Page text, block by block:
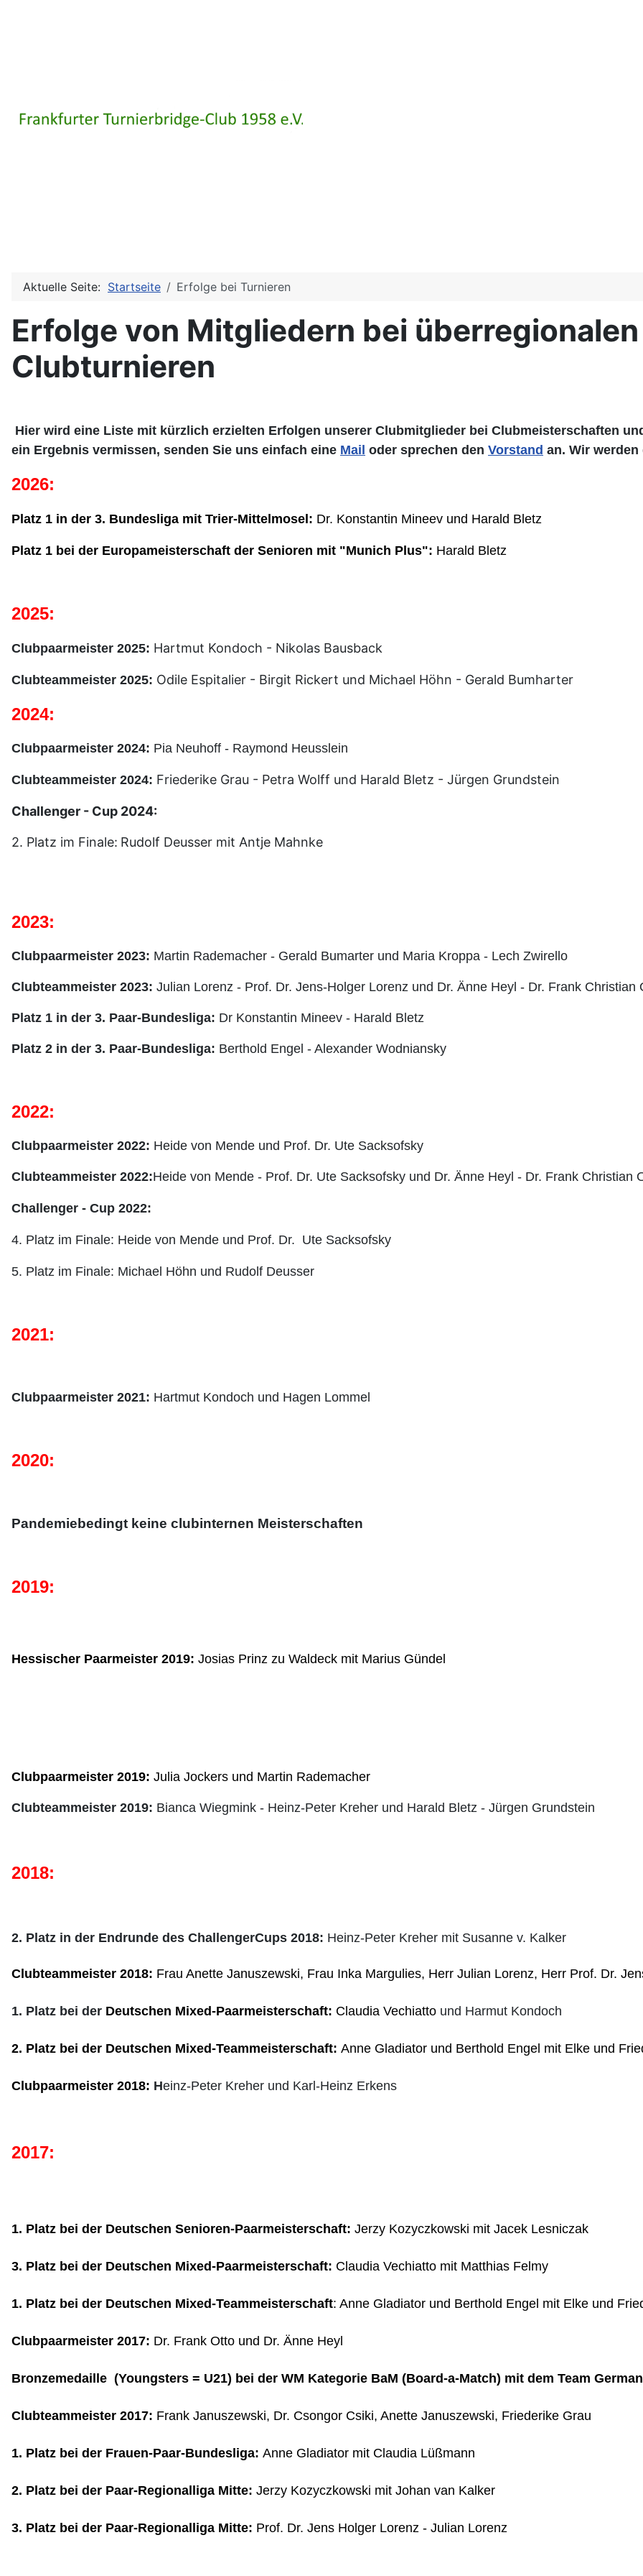
Aktuelle Seite: Startseite Erfolge bei Turnieren
Erfolge von Mitgliedern bei
Clubturnieren
Hier wird eine Liste mit kürzlich erzielten Erfolgen unserer Clubmitglieder bei Clubmeisterschaften
ein Ergebnis vermissen, senden Sie uns einfach eine Mail oder sprechen den Vorstand an. Wir werden
2026:
Platz 1 in der 3. Bundesliga mit Trier-Mittelmosel: Dr. Konstantin Mineev und Harald Bletz
Platz 1 bei der Europameisterschaft der Senioren mit "Munich Plus": Harald Bletz
2025:
Clubpaarmeister 2025: Hartmut Kondoch - Nikolas Bausback
Clubteammeister 2025: Odile Espitalier - Birgit Rickert und Michael Höhn - Gerald Bumharter
2024:
Clubpaarmeister 2024: Pia Neuhoff - Raymond Heusslein
Clubteammeister 2024: Friederike Grau - Petra Wolff und Harald Bletz - Jürgen Grundstein
Challenger - Cup 2024:
2. Platz im Finale: Rudolf Deusser mit Antje Mahnke
2023:
Clubpaarmeister 2023: Martin Rademacher - Gerald Bumarter und Maria Kroppa - Lech Zwirello
Clubteammeister 2023: Julian Lorenz - Prof. Dr. Jens-Holger Lorenz und Dr. Änne Heyl - Dr. Frank Christian
Platz 1 in der 3. Paar-Bundesliga: Dr Konstantin Mineev - Harald Bletz
Platz 2 in der 3. Paar-Bundesliga: Berthold Engel - Alexander Wodniansky
2022:
Clubpaarmeister 2022: Heide von Mende und Prof. Dr. Ute Sacksofsky
Clubteammeister 2022:Heide von Mende - Prof. Dr. Ute Sacksofsky und Dr. Änne Heyl - Dr. Frank Christian
Challenger - Cup 2022:
4. Platz im Finale: Heide von Mende und Prof. Dr. Ute Sacksofsky
5. Platz im Finale: Michael Höhn und Rudolf Deusser
2021:
Clubpaarmeister 2021: Hartmut Kondoch und Hagen Lommel
2020:
Pandemiebedingt keine clubinternen Meisterschaften
2019:
Hessischer Paarmeister 2019: Josias Prinz zu Waldeck mit Marius Gündel
Clubpaarmeister 2019: Julia Jockers und Martin Rademacher
Clubteammeister 2019: Bianca Wiegmink - Heinz-Peter Kreher und Harald Bletz - Jürgen Grundstein
2018:
2. Platz in der Endrunde des ChallengerCups 2018: Heinz-Peter Kreher mit Susanne v. Kalker
Clubteammeister 2018: Frau Anette Januszewski, Frau Inka Margulies, Herr Julian Lorenz, Herr Prof. Dr.
1. Platz bei der Deutschen Mixed-Paarmeisterschaft: Claudia Vechiatto und Harmut Kondoch
2. Platz bei der Deutschen Mixed-Teammeisterschaft: Anne Gladiator und Berthold Engel mit Elke und
Clubpaarmeister 2018: Heinz-Peter Kreher und Karl-Heinz Erkens
2017:
1. Platz bei der Deutschen Senioren-Paarmeisterschaft: Jerzy Kozyczkowski mit Jacek Lesniczak
3. Platz bei der Deutschen Mixed-Paarmeisterschaft: Claudia Vechiatto mit Matthias Felmy
1. Platz bei der Deutschen Mixed-Teammeisterschaft: Anne Gladiator und Berthold Engel mit Elke und
Clubpaarmeister 2017: Dr. Frank Otto und Dr. Änne Heyl
Bronzemedaille (Youngsters = U21) bei der WM Kategorie BaM (Board-a-Match) mit dem Team
Clubteammeister 2017: Frank Januszewski, Dr. Csongor Csiki, Anette Januszewski, Friederike Grau
1. Platz bei der Frauen-Paar-Bundesliga: Anne Gladiator mit Claudia Lüßmann
2. Platz bei der Paar-Regionalliga Mitte: Jerzy Kozyczkowski mit Johan van Kalker
3. Platz bei der Paar-Regionalliga Mitte: Prof. Dr. Jens Holger Lorenz - Julian Lorenz